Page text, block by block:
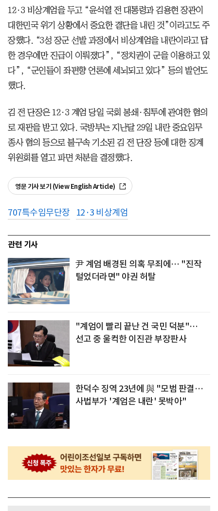
12·3 비상계엄을 두고 “윤석열 전 대통령과 김용현 장관이
대한민국 위기 상황에서 중요한 결단을 내린 것”이라고도 주
장했다. “3성 장군 선발 과정에서 비상계엄을 내란이라고 답
한 경우에만 진급이 이뤄졌다”, “정치권이 군을 이용하고 있
다”, “군인들이 좌편향 언론에 세뇌되고 있다” 등의 발언도
했다.
김 전 단장은 12·3 계엄 당일 국회 봉쇄·침투에 관여한 혐의
로 재판을 받고 있다. 국방부는 지난달 29일 내란 중요임무
종사 혐의 등으로 불구속 기소된 김 전 단장 등에 대한 징계
위원회를 열고 파면 처분을 결정했다.
영문 기사 보기 (View English Article)
707특수임무단장 12·3 비상계엄
관련 기사
尹 계엄 배경된 의혹 무죄에… "진작
털었더라면" 야권 허탈
"계엄이 빨리 끝난 건 국민 덕분"…
선고 중 울컥한 이진관 부장판사
한덕수 징역 23년에 與 "모범 판결…
사법부가 '계엄은 내란' 못박아"